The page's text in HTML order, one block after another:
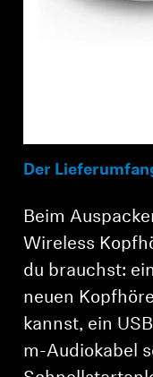
Der
Beim
Wireless
du brauchst:
neuen
kannst, ein
m-Audiokabel
Anmeldung
Melden Sie sich
Produkte zu
Ihre zuvor